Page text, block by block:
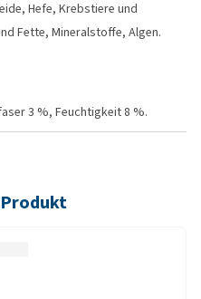
Hefe, Krebstiere und
Fette, Mineralstoffe, Algen.
3 %, Feuchtigkeit 8 %.